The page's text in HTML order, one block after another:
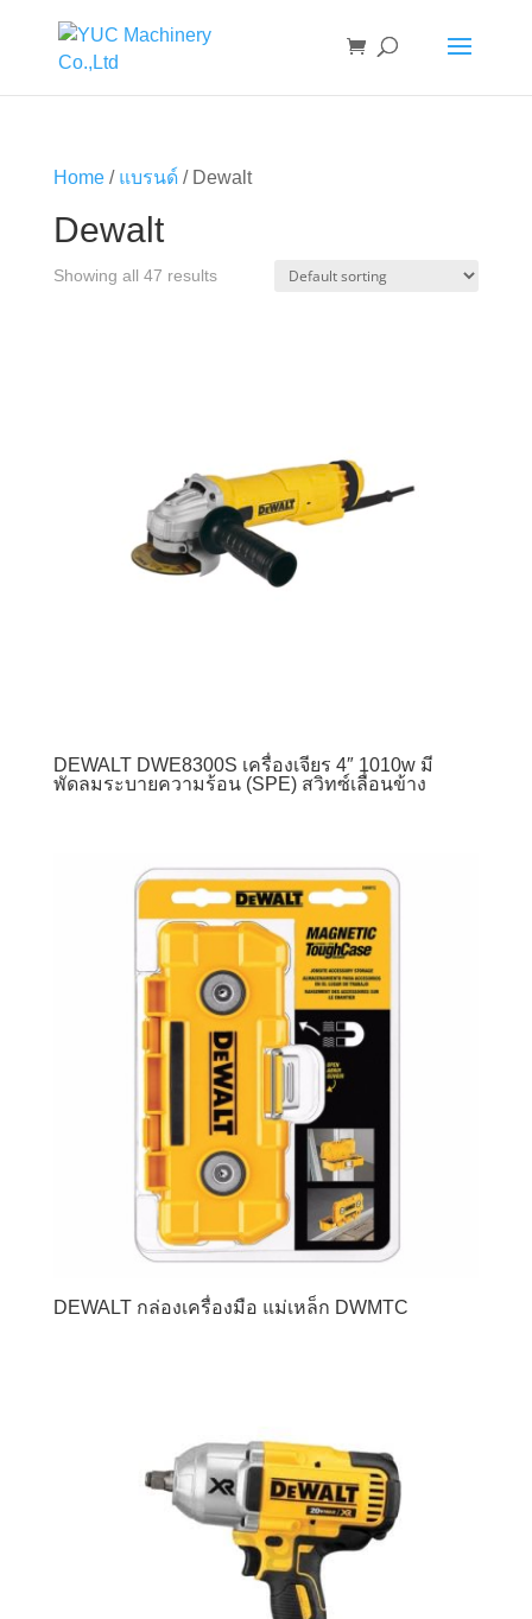
Home/ แบรนด์/ Dewalt
Dewalt
Showing all 47 results
DEWALT DWE8300S เครื่องเจียร 4″ 1010w มี
พัดลมระบายความร้อน (SPE) สวิทซ์เลื่อนข้าง
DEWALT กล่องเครื่องมือ แม่เหล็ก DWMTC